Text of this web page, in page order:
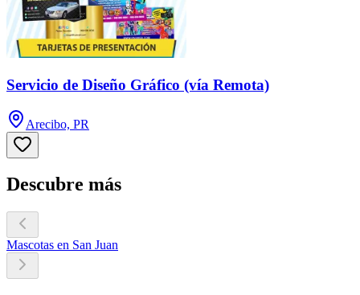
Servicio de Diseño Gráfico (vía Remota)
Arecibo, PR
Descubre más
Mascotas en San Juan